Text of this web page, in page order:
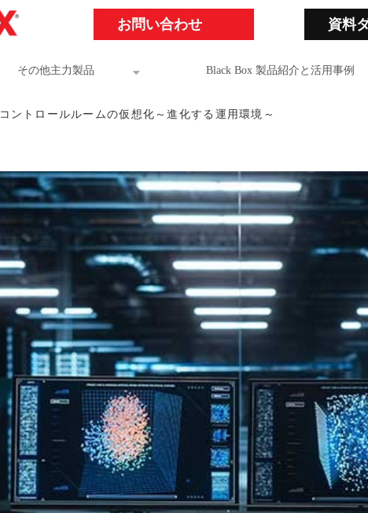
お問い合わせ 資料
その他主力製品 Black Box 製品紹介と活用事例
コントロールルームの仮想化～進化する運用環境～